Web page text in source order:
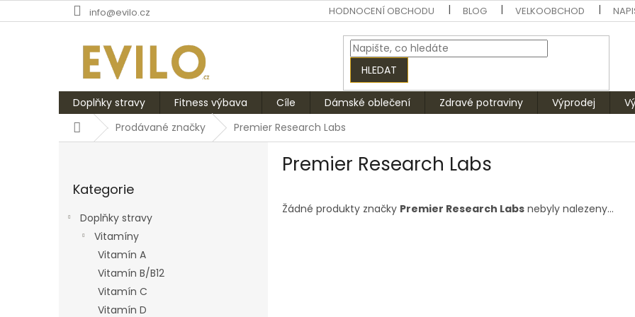
na
info@evilo.cz HODNOCENÍ OBCHODU BLOG VELKOOBCHOD
HLEDAT
Doplňky stravy Fitness výbava Cíle Dámské oblečení Zdravé potraviny Výprodej
DomůProdávané značky Premier Research Labs
kategorie
Kategorie
Doplňky stravy
Vitamíny
Vitamín A
Vitamín B/B12
Vitamín C
Vitamín D
Premier Research Labs
Žádné produkty značky Premier Research Labs nebyly nalezeny...